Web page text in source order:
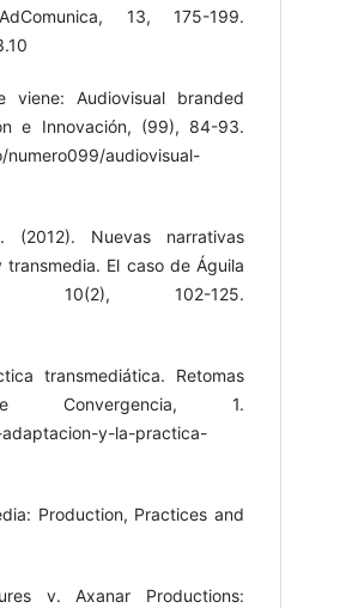
13, 175-199.
viene: Audiovisual branded
e Innovación, (99), 84-93.
audiovisual-
Nuevas narrativas
El caso de Águila
10(2), 102-125.
transmediática. Retomas
Convergencia, 1.
adaptacion-y-la-practica-
Production, Practices and
v. Axanar Productions: